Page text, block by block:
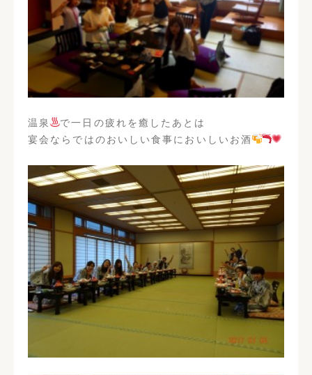
温泉
で一日の疲れを癒したあとは
宴会ならではのおいしい食事においしいお酒